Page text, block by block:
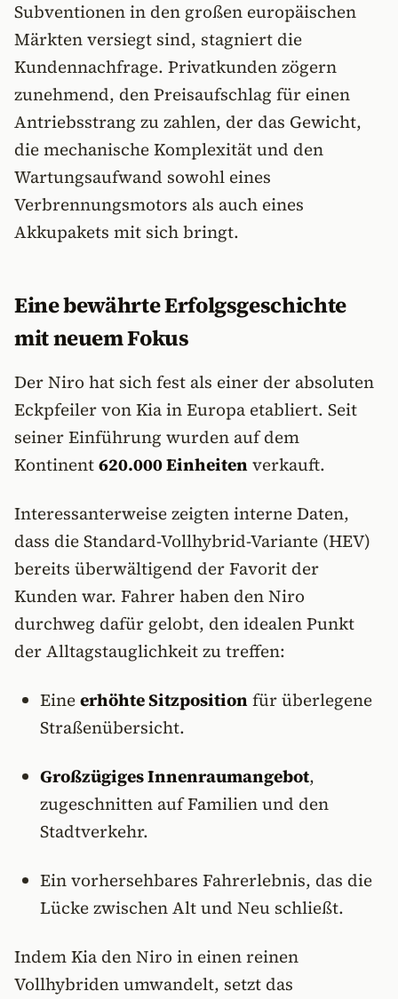
Subventionen in den großen europäischen
Märkten versiegt sind, stagniert die
Kundennachfrage. Privatkunden zögern
zunehmend, den Preisaufschlag für einen
Antriebsstrang zu zahlen, der das Gewicht,
die mechanische Komplexität und den
Wartungsaufwand sowohl eines
Verbrennungsmotors als auch eines
Akkupakets mit sich bringt.
Eine bewährte Erfolgsgeschichte
mit neuem Fokus
Der Niro hat sich fest als einer der absoluten
Eckpfeiler von Kia in Europa etabliert. Seit
seiner Einführung wurden auf dem
Kontinent620.000 Einheitenverkauft.
Interessanterweise zeigten interne Daten,
dass die Standard-Vollhybrid-Variante (HEV)
bereits überwältigend der Favorit der
Kunden war. Fahrer haben den Niro
durchweg dafür gelobt, den idealen Punkt
der Alltagstauglichkeit zu treffen:
Eineerhöhte Sitzpositionfür überlegene
Straßenübersicht.
Großzügiges Innenraumangebot,
zugeschnitten auf Familien und den
Stadtverkehr.
Ein vorhersehbares Fahrerlebnis, das die
Lücke zwischen Alt und Neu schließt.
Indem Kia den Niro in einen reinen
Vollhybriden umwandelt, setzt das